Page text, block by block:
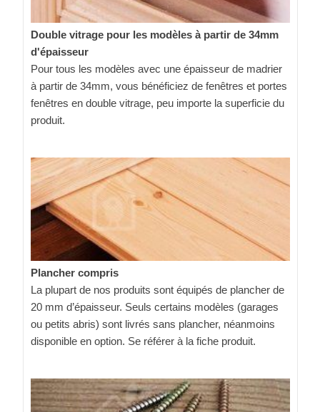
Double vitrage pour les modèles à partir de 34mm
d'épaisseur
Pour tous les modèles avec une épaisseur de madrier
à partir de 34mm, vous bénéficiez de fenêtres et portes
fenêtres en double vitrage, peu importe la superficie du
produit.
Plancher compris
La plupart de nos produits sont équipés de plancher de
20 mm d’épaisseur. Seuls certains modèles (garages
ou petits abris) sont livrés sans plancher, néanmoins
disponible en option. Se référer à la fiche produit.